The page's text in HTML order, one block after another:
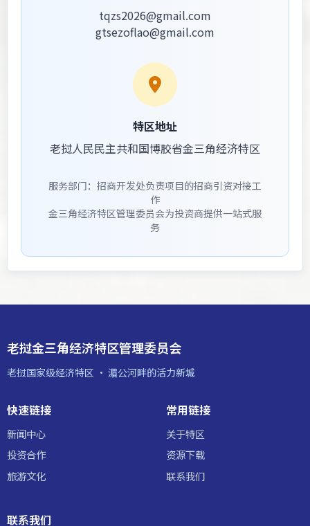
tqzs2026@gmail.com
gtsezoflao@gmail.com
特区地址
老挝人民民主共和国博胶省金三角经济特区
服务部门：招商开发处负责项目的招商引资对接工
作
金三角经济特区管理委员会为投资商提供一站式服
务
老挝金三角经济特区管理委员会
老挝国家级经济特区 · 湄公河畔的活力新城
快速链接
新闻中心
投资合作
旅游文化
常用链接
关于特区
资源下载
联系我们
联系我们